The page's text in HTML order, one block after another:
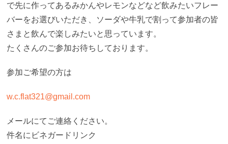
で先に作ってあるみかんやレモンなどなど飲みたいフレー
バーをお選びいただき、ソーダや牛乳で割って参加者の皆
さまと飲んで楽しみたいと思っています。
たくさんのご参加お待ちしております。
参加ご希望の方は
w.c.flat321@gmail.com
メールにてご連絡ください。
件名にビネガードリンク